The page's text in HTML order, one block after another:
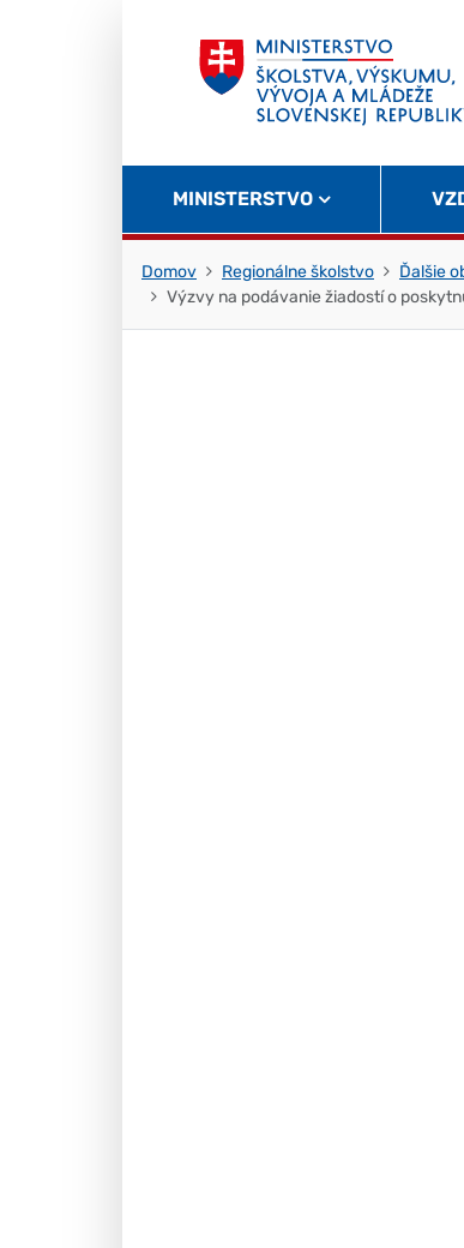
MINISTERSTVO
Domov Regionálne školstvo Ďalšie
Výzvy na podávanie žiadostí o